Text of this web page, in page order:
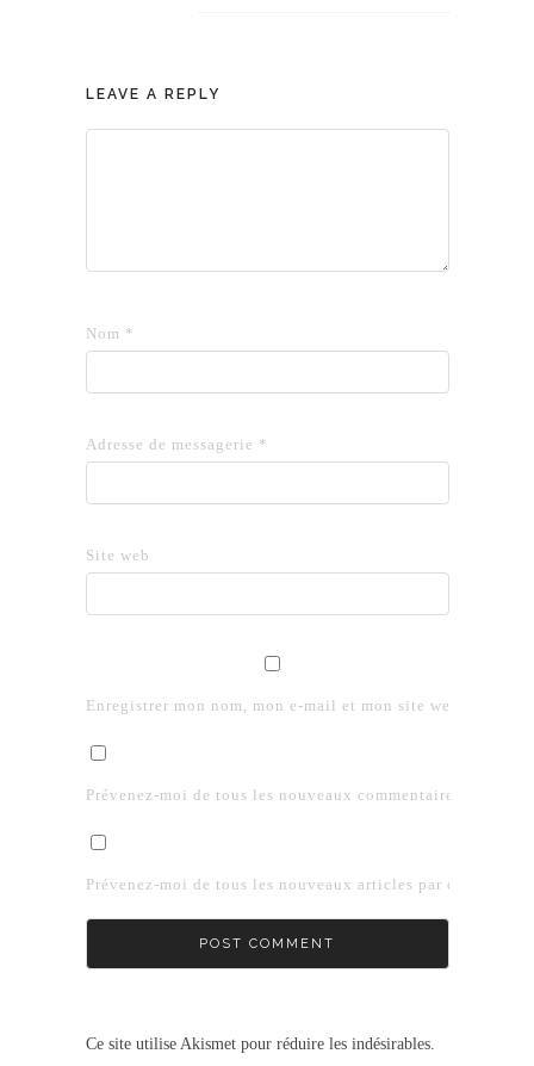
LEAVE A REPLY
Nom *
Adresse de messagerie *
Site web
Enregistrer mon nom, mon e-mail et mon site web dans le
Prévenez-moi de tous les nouveaux commentaires par e-
Prévenez-moi de tous les nouveaux articles par e-mail.
Ce site utilise Akismet pour réduire les indésirables.